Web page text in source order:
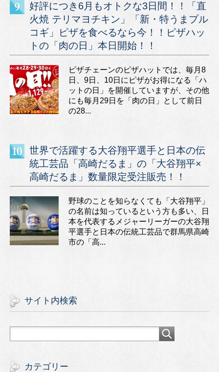
好評につき6月もオトクな3日間！！「直
火焼 テリマヨチキン」「新・特うまプル
コギ」ピザを食べるなら今！！ピザハッ
トの「肉の日」本日開始！！
ピザチェーンのピザハットでは、毎月8
日、9日、10日にピザがお得になる「ハ
ットの日」を開催していますが、その他
にも毎月29日を「肉の日」として前日
の28...
世界で活躍する大谷翔平選手と日本の伝
統工芸品「高崎だるま」の「大谷翔平×
高崎だるま」数量限定受注販売！！
野球のことを知らなくても「大谷翔平」
の名前は知っているという方も多い、日
本を代表するメジャーリーガーの大谷翔
平選手と日本の伝統工芸品で群馬県高崎
市の「高...
サイト内検索
カテゴリー